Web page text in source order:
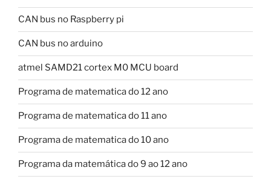
CAN bus no Raspberry pi
CAN bus no arduino
atmel SAMD21 cortex M0 MCU board
Programa de matematica do 12 ano
Programa de matematica do 11 ano
Programa de matematica do 10 ano
Programa da matemática do 9 ao 12 ano